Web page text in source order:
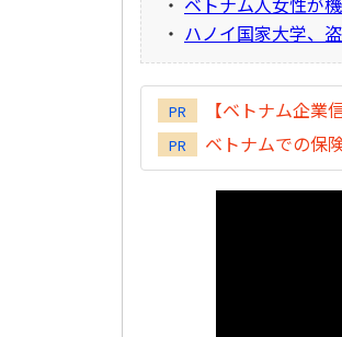
・ ハノイ国家大学、
PR 【ベトナム企
PR ベトナムでの保